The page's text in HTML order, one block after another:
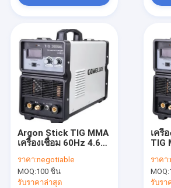
สินค้า
วิดีโอ
การแสดง VR
เกี่ยวกับเรา
ควบคุมคุณภาพ
Argon Stick TIG MMA
เครื่องเชื่อม 60Hz 4.6
เครื่องเชื่อม
ราคา:negotiable
MOQ:100 ชิ้น
รับราคาล่าสุด
เครื่
TIG
เครื่
ราคา:
MOQ:
รับรา